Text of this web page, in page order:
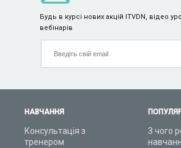
НАВЧАННЯ
Консультація з
тренером
З чого
Будь в курсі нових акцій ITVDN, відео
вебінарів